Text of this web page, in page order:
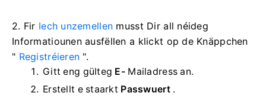
2. Fir Iech unzemellen musst Dir all néideg
Informatiounen ausfëllen a klickt op de Knäppchen
" Registréieren ".
Gitt eng gülteg E- Mailadress an.
Erstellt e staarkt Passwuert.